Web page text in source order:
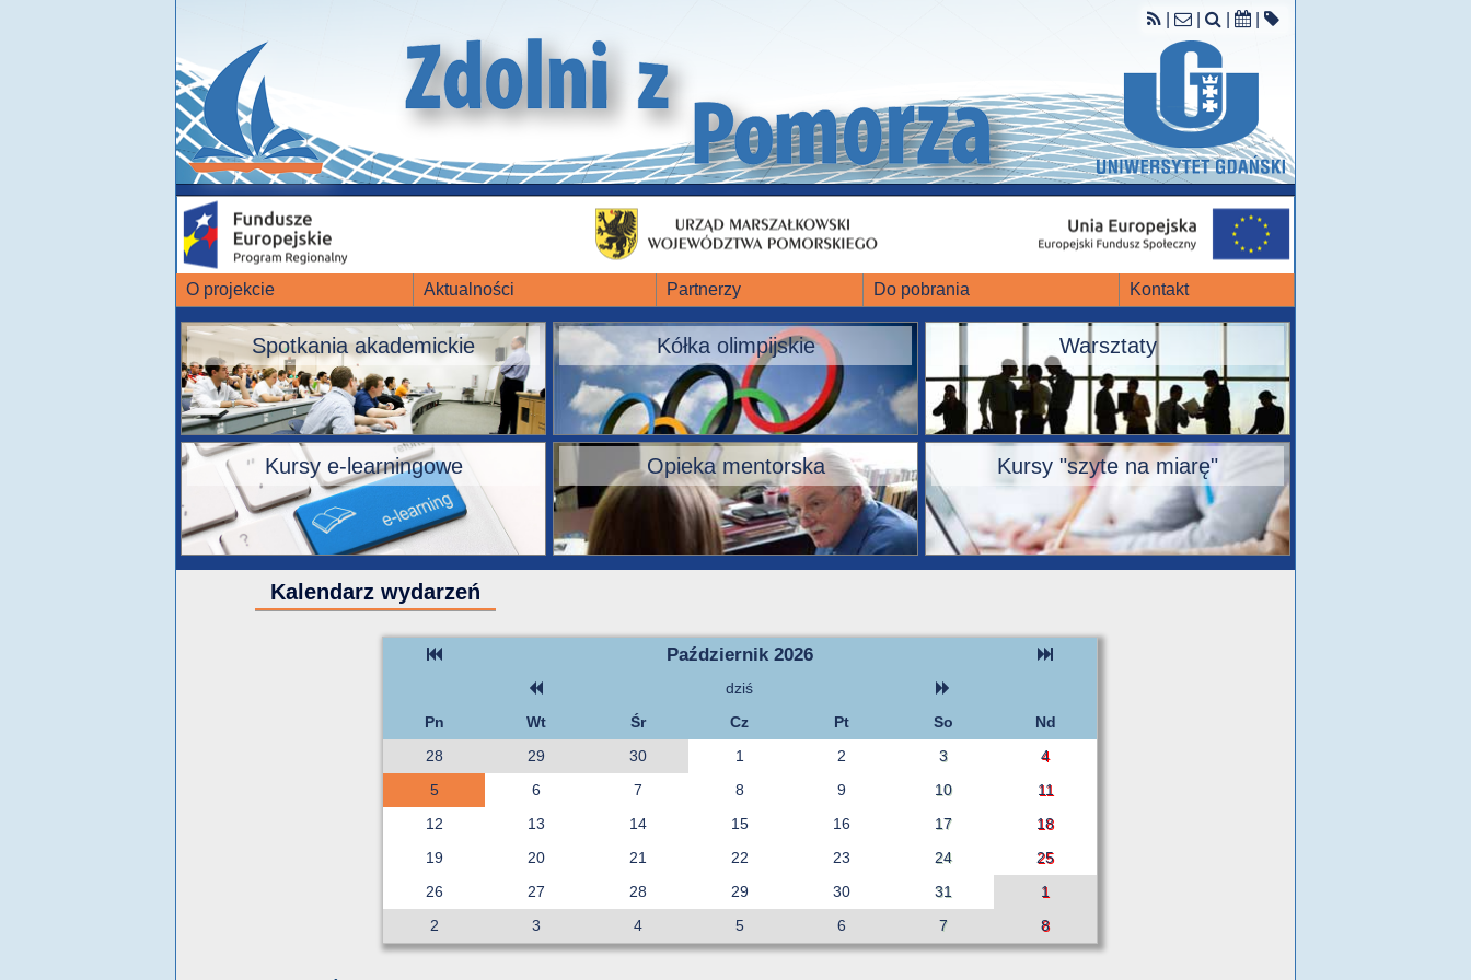
O projekcie Aktualności Partnerzy Do pobrania Kontakt
Spotkania akademickie Kółka olimpijskie Warsztaty
Kursy e-learningowe Opieka mentorska Kursy "szyte na miarę"
Kalendarz wydarzeń
Październik 2026
dziś
Pn
Wt Śr Cz Pt So
Nd
28
29 30 1 2 3
4
5
6 7 8 9 10
11
12
13 14 15 16 17
18
19
20 21 22 23 24
25
26
27 28 29 30 31
1
2
3 4 5 6 7 8